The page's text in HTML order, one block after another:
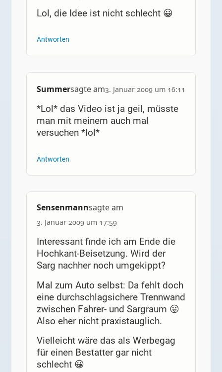
Lol, die Idee ist nicht schlecht 😀
Antworten
Summersagte am3. Januar 2009 um 16:11
*Lol* das Video ist ja geil, müsste
man mit meinem auch mal
versuchen *lol*
Antworten
Sensenmannsagte am
3. Januar 2009 um 17:59
Interessant finde ich am Ende die
Hochkant-Beisetzung. Wird der
Sarg nachher noch umgekippt?
Mal zum Auto selbst: Da fehlt doch
eine durchschlagsichere Trennwand
zwischen Fahrer- und Sargraum 😛
Also eher nicht praxistauglich.
Vielleicht wäre das als Werbegag
für einen Bestatter gar nicht
schlecht 😀